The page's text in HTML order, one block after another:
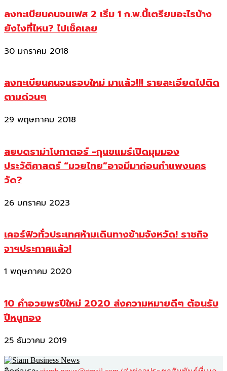
ลงทะเบียนคนจนเฟส 2 เริ่ม 1 ก.พ.นี้เตรียมอะไรบ้าง
ยังไงที่ไหน? ไปเช็คเลย
30 มกราคม 2018
ลงทะเบียนคนจนรอบใหม่ มาแล้ว!!! รายละเอียดไปติด
ตามด่วนๆ
29 พฤษภาคม 2018
สยบดราม่าโบกาตอร์ -กุนขแมร์เปิดมุมมอง
ประวัติศาสตร์ “มวยไทย”อาจมีมาก่อนกำแพงนคร
วัด?
26 มกราคม 2023
เคอร์ฟิวทั่วประเทศห้ามเดินทางข้ามจังหวัด! ราชกิจ
จาฯประกาศแล้ว!
1 พฤษภาคม 2020
10 คำอวยพรปีใหม่ 2020 ส่งความหมายดีๆ ต้อนรับ
ปีหนูทอง
25 ธันวาคม 2019